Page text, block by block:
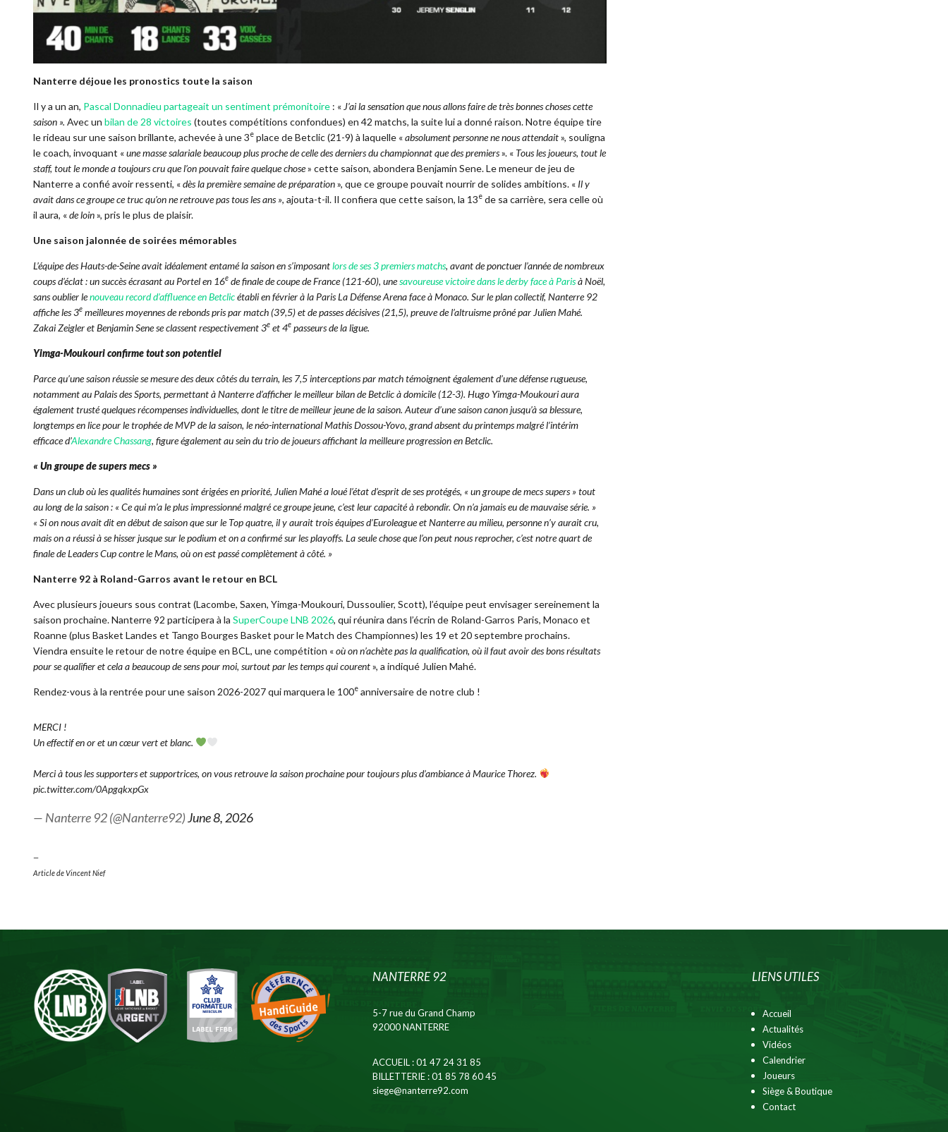
Nanterre déjoue les pronostics toute la saison
Il y a un an, Pascal Donnadieu partageait un sentiment prémonitoire : « J’ai la sensation que nous allons faire de très bonnes choses cette
saison ». Avec un bilan de 28 victoires (toutes compétitions confondues) en 42 matchs, la suite lui a donné raison. Notre équipe tire
le rideau sur une saison brillante, achevée à une 3e place de Betclic (21-9) à laquelle «absolument personne ne nous attendait», souligna
le coach, invoquant «une masse salariale beaucoup plus proche de celle des derniers du championnat que des premiers». « Tous les joueurs, tout le
staff, tout le monde a toujours cru que l’on pouvait faire quelque chose» cette saison, abondera Benjamin Sene. Le meneur de jeu de
Nanterre a confié avoir ressenti, «dès la première semaine de préparation», que ce groupe pouvait nourrir de solides ambitions. « Il y
avait dans ce groupe ce truc qu’on ne retrouve pas tous les ans », ajouta-t-il. Il confiera que cette saison, la 13e de sa carrière, sera celle où
il aura, «de loin», pris le plus de plaisir.
Une saison jalonnée de soirées mémorables
L’équipe des Hauts-de-Seine avait idéalement entamé la saison en s’imposantlors de ses 3 premiers matchs, avant de ponctuer l’année de nombreux
coups d’éclat : un succès écrasant au Portel en 16e de finale de coupe de France (121-60), unesavoureuse victoire dans le derby face à Parisà Noël,
sans oublier lenouveau record d’affluence en Betclicétabli en février à la Paris La Défense Arena face à Monaco. Sur le plan collectif, Nanterre 92
affiche les 3e meilleures moyennes de rebonds pris par match (39,5) et de passes décisives (21,5), preuve de l’altruisme prôné par Julien Mahé.
Zakai Zeigler et Benjamin Sene se classent respectivement 3e et 4e passeurs de la ligue.
Yimga-Moukouri confirme tout son potentiel
Parce qu’une saison réussie se mesure des deux côtés du terrain, les 7,5 interceptions par match témoignent également d’une défense rugueuse,
notamment au Palais des Sports, permettant à Nanterre d’afficher le meilleur bilan de Betclic à domicile (12-3). Hugo Yimga-Moukouri aura
également trusté quelques récompenses individuelles, dont le titre de meilleur jeune de la saison. Auteur d’une saison canon jusqu’à sa blessure,
longtemps en lice pour le trophée de MVP de la saison, le néo-international Mathis Dossou-Yovo, grand absent du printemps malgré l’intérim
efficace d’Alexandre Chassang, figure également au sein du trio de joueurs affichant la meilleure progression en Betclic.
« Un groupe de supers mecs»
Dans un club où les qualités humaines sont érigées en priorité, Julien Mahé a loué l’état d’esprit de ses protégés, «un groupe de mecs supers » tout
au long de la saison : «Ce qui m’a le plus impressionné malgré ce groupe jeune, c’est leur capacité à rebondir. On n’a jamais eu de mauvaise série. »
«Si on nous avait dit en début de saison que sur le Top quatre, il y aurait trois équipes d’Euroleague et Nanterre au milieu, personne n’y aurait cru,
mais on a réussi à se hisser jusque sur le podium et on a confirmé sur les playoffs. La seule chose que l’on peut nous reprocher, c’est notre quart de
finale de Leaders Cup contre le Mans, où on est passé complètement à côté. »
Nanterre 92 à Roland-Garros avant le retour en BCL
Avec plusieurs joueurs sous contrat (Lacombe, Saxen, Yimga-Moukouri, Dussoulier, Scott), l’équipe peut envisager sereinement la
saison prochaine. Nanterre 92 participera à la SuperCoupe LNB 2026, qui réunira dans l’écrin de Roland-Garros Paris, Monaco et
Roanne (plus Basket Landes et Tango Bourges Basket pour le Match des Championnes) les 19 et 20 septembre prochains.
Viendra ensuite le retour de notre équipe en BCL, une compétition «où on n’achète pas la qualification, où il faut avoir des bons résultats
pour se qualifier et cela a beaucoup de sens pour moi, surtout par les temps qui courent», a indiqué Julien Mahé.
Rendez-vous à la rentrée pour une saison 2026-2027 qui marquera le 100e anniversaire de notre club !
MERCI !
Un effectif en or et un cœur vert et blanc.
Merci à tous les supporters et supportrices, on vous retrouve la saison prochaine pour toujours plus d’ambiance à Maurice Thorez.
pic.twitter.com/0ApgqkxpGx
— Nanterre 92 (@Nanterre92)June 8, 2026
—
Article de Vincent Nief
NANTERRE 92
5-7 rue du Grand Champ
92000 NANTERRE
ACCUEIL : 01 47 24 31 85
BILLETTERIE : 01 85 78 60 45
siege@nanterre92.com
LIENS UTILES
Accueil
Actualités
Vidéos
Calendrier
Joueurs
Siège & Boutique
Contact